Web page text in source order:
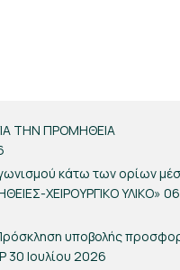
για κατάθεση
ΤΗΝ ΠΡΟΜΗΘΕΙΑ
κάτω των ορίων
ΧΕΙΡΟΥΡΓΙΚΟ ΥΛΙΚΟ» 06
υποβολής
30 Ιουλίου 2026